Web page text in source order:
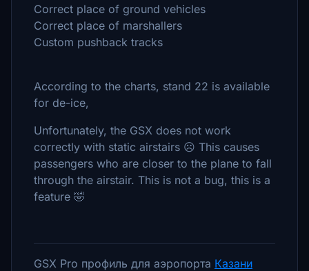
Correct place of ground vehicles
Correct place of marshallers
Custom pushback tracks
According to the charts, stand 22 is available
for de-ice,
Unfortunately, the GSX does not work
correctly with static airstairs ☹️ This causes
passengers who are closer to the plane to fall
through the airstair. This is not a bug, this is a
feature 🤣
GSX Pro профиль для аэропорта Казани